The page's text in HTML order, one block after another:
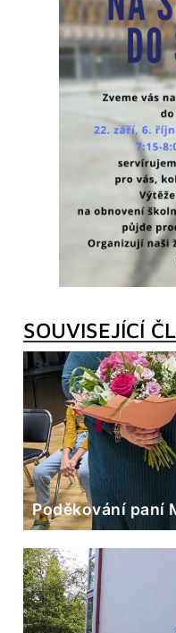
SOUVISEJÍCÍ
Poděkování paní